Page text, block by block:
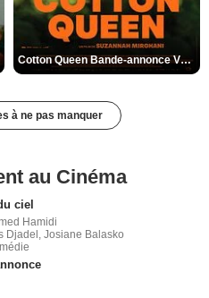
Cotton Queen Bande-annonce VO STFR
à ne pas manquer
au Cinéma
ciel
Hamidi
Djadel, Josiane Balasko